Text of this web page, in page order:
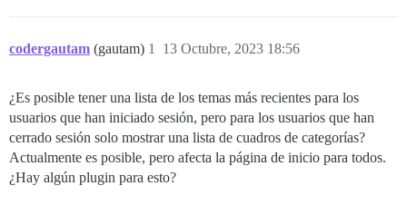
codergautam (gautam) 13 Octubre, 2023 18:56
1
¿Es posible tener una lista de los temas más recientes para los
usuarios que han iniciado sesión, pero para los usuarios que han
cerrado sesión solo mostrar una lista de cuadros de categorías?
Actualmente es posible, pero afecta la página de inicio para todos.
¿Hay algún plugin para esto?